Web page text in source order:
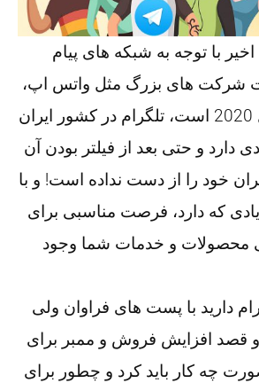
با توجه به شبکه های پیام
شرکت های بزرگ مثل واتس اپ،
هم اکنون که سال 2020 است، تلگرام در کشور ایران
دارد و حتی بعد از فیلتر بودن آن
خود را از دست نداده است! و با
که دارد، فرصت مناسبی برای
محصولات و خدمات شما وجود
دارید با پست های فراوان ولی
قصد افزایش فروش و ممبر برای
چه کار باید کرد و چطور برای